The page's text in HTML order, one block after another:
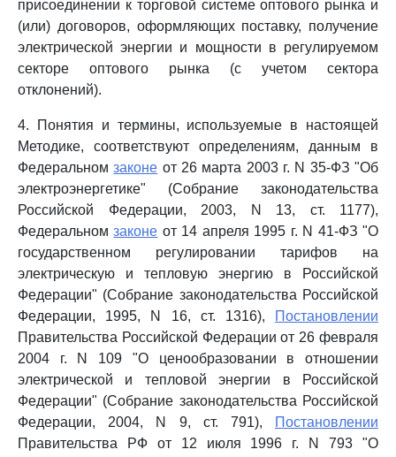
присоединении к торговой системе оптового рынка и
(или) договоров, оформляющих поставку, получение
электрической энергии и мощности в регулируемом
секторе оптового рынка (с учетом сектора
отклонений).
4. Понятия и термины, используемые в настоящей
Методике, соответствуют определениям, данным в
Федеральномзаконе от 26 марта 2003 г. N 35-ФЗ "Об
электроэнергетике" (Собрание законодательства
Российской Федерации, 2003, N 13, ст. 1177),
Федеральномзаконе от 14 апреля 1995 г. N 41-ФЗ "О
государственном регулировании тарифов на
электрическую и тепловую энергию в Российской
Федерации" (Собрание законодательства Российской
Федерации, 1995, N 16, ст. 1316),
Постановлении
Правительства Российской Федерации от 26 февраля
2004 г. N 109 "О ценообразовании в отношении
электрической и тепловой энергии в Российской
Федерации" (Собрание законодательства Российской
Федерации, 2004, N 9, ст. 791),
Постановлении
Правительства РФ от 12 июля 1996 г. N 793 "О